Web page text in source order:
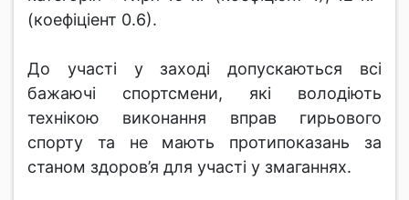
(коефіціент 0.6).
До участі у заході допускаються всі
бажаючі спортсмени, які володіють
технікою виконання вправ гирьового
спорту та не мають протипоказань за
станом здоров’я для участі у змаганнях.